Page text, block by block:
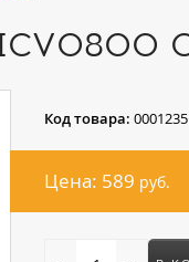
Код товара: 0001235
Цена: 589 руб.